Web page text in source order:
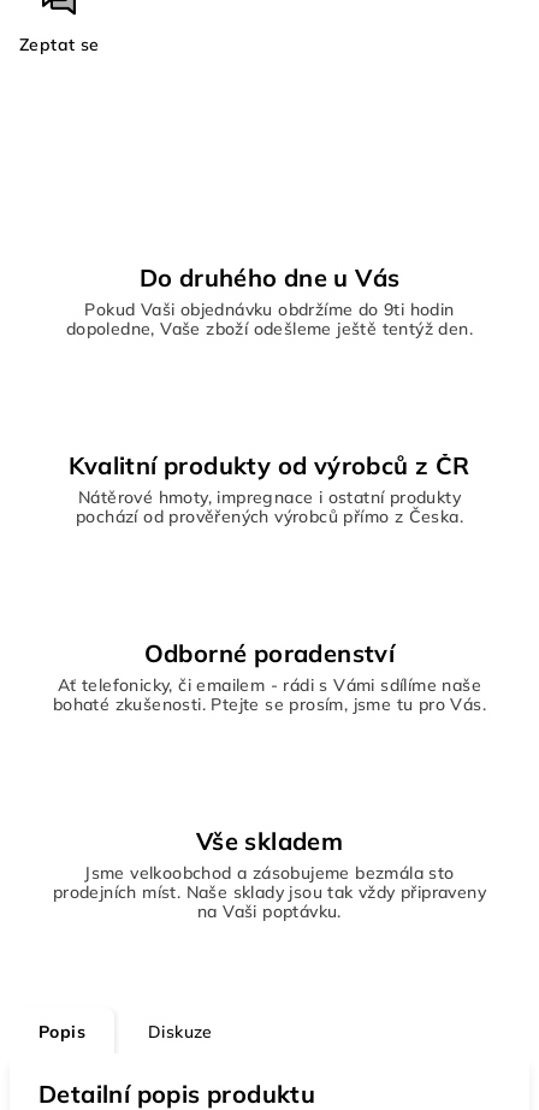
Zeptat se
Do druhého dne u Vás
Pokud Vaši objednávku obdržíme do 9ti hodin
dopoledne, Vaše zboží odešleme ještě tentýž den.
Kvalitní produkty od výrobců z ČR
Nátěrové hmoty, impregnace i ostatní produkty
pochází od prověřených výrobců přímo z Česka.
Odborné poradenství
Ať telefonicky, či emailem - rádi s Vámi sdílíme naše
bohaté zkušenosti. Ptejte se prosím, jsme tu pro Vás.
Vše skladem
Jsme velkoobchod a zásobujeme bezmála sto
prodejních míst. Naše sklady jsou tak vždy připraveny
na Vaši poptávku.
Popis Diskuze
Detailní popis produktu